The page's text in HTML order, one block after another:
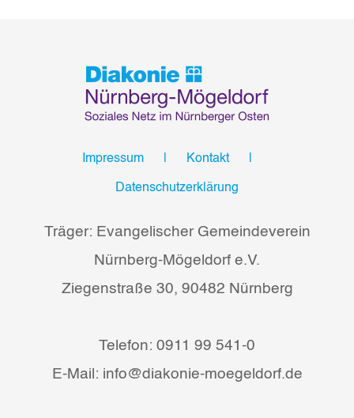
Impressum Kontakt
Datenschutzerklärung
Träger: Evangelischer Gemeindeverein
Nürnberg-Mögeldorf e.V.
Ziegenstraße 30, 90482 Nürnberg
Telefon: 0911 99 541-0
E-Mail: info@diakonie-moegeldorf.de